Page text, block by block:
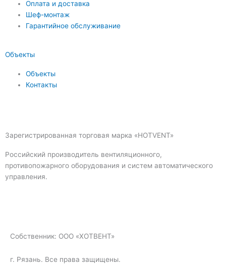
Оплата и доставка
Шеф-монтаж
Гарантийное обслуживание
Объекты
Объекты
Контакты
Зарегистрированная торговая марка «HOTVENT»
Российский производитель вентиляционного,
противопожарного оборудования и систем автоматического
управления.
Собственник: ООО «ХОТВЕНТ»
г. Рязань. Все права защищены.